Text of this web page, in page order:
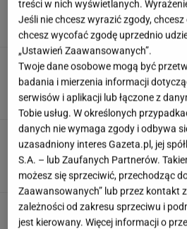
ponury żart.
ZUZANNA KWASEK
Sensacyjne odkrycie
czekał historyczny
Angelina Jolie pod
się ujawnienia
treści w nich wyświetlanych.
Jeśli nie chcesz wyrazić zgody,
chcesz wycofać zgodę uprzednio
„Ustawień Zaawansowanych”.
Twoje dane osobowe mogą być
badania i mierzenia informacji
serwisów i aplikacji lub łączone z
Tobie usług. W określonych
danych nie wymaga zgody i odbywa
uzasadniony interes Gazeta.pl, jej
S.A. – lub Zaufanych Partnerów.
możesz się sprzeciwić, przechodząc
Zaawansowanych” lub przez kontakt
zależności od zakresu sprzeciwu i
jest kierowany. Więcej informacji o